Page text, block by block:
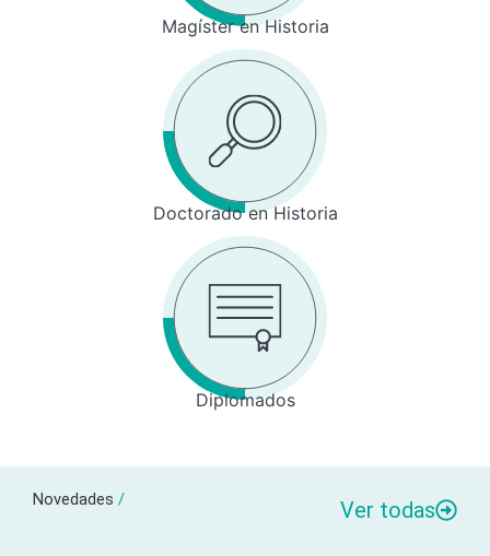
Magíster en Historia
Doctorado en Historia
Diplomados
Novedades / Ver todas